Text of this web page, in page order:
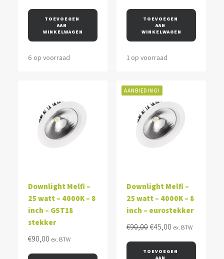
was:
€100,00.
is:
€50,00.
TOEVOEGEN
AAN
WINKELWAGEN
6 op voorraad
was:
€100,00.
is:
€50,00.
TOEVOEGEN
AAN
WINKELWAGEN
1 op voorraad
Downlight Melfi –
25 watt – 4000K – 8
inch – GST18
stekker
€90,00 ex. BTW
AANBIEDING!
Downlight Melfi –
25 watt – 4000K – 8
inch – eurostekker
€90,00 Oorspronkelijke
was:
€45,00 Huidige
is:
ex. BTW
TOEVOEGEN